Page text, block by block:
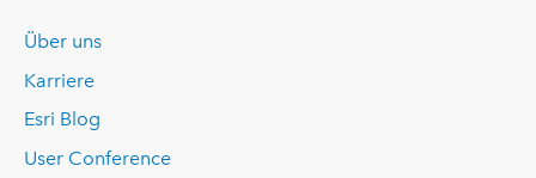
Über uns
Karriere
Esri Blog
User Conference